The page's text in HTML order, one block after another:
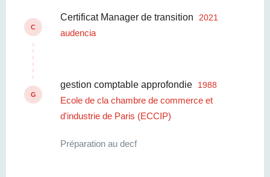
C
Certificat Manager de transition 2021
audencia
G
gestion comptable approfondie 1988
Ecole de cla chambre de commerce et
d'industrie de Paris (ECCIP)
Préparation au decf